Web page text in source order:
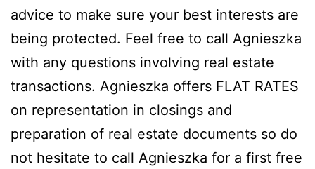
advice to make sure your best interests are
being protected. Feel free to call Agnieszka
with any questions involving real estate
transactions. Agnieszka offers FLAT RATES
on representation in closings and
preparation of real estate documents so do
not hesitate to call Agnieszka for a first free